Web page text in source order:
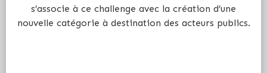
s’associe à ce challenge avec la création d’une
nouvelle catégorie à destination des acteurs publics.